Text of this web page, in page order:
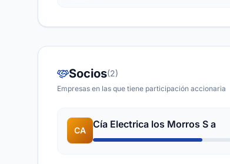
Socios(2)
Empresas en las que tiene participación accionaria
CA
Cía Electrica los Morros S a